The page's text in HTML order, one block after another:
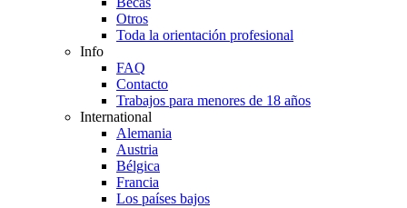
Otros
Toda la orientación profesional
Info
FAQ
Contacto
Trabajos para menores de 18 años
International
Alemania
Austria
Bélgica
Francia
Los países bajos